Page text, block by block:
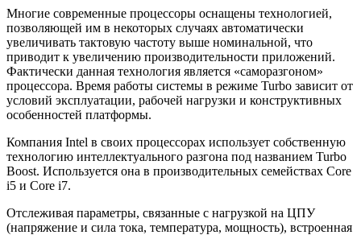
Многие современные процессоры оснащены технологией,
позволяющей им в некоторых случаях автоматически
увеличивать тактовую частоту выше номинальной, что
приводит к увеличению производительности приложений.
Фактически данная технология является «саморазгоном»
процессора. Время работы системы в режиме Turbo зависит от
условий эксплуатации, рабочей нагрузки и конструктивных
особенностей платформы.
Компания Intel в своих процессорах использует собственную
технологию интеллектуального разгона под названием Turbo
Boost. Используется она в производительных семействах Core
i5 и Core i7.
Отслеживая параметры, связанные с нагрузкой на ЦПУ
(напряжение и сила тока, температура, мощность), встроенная